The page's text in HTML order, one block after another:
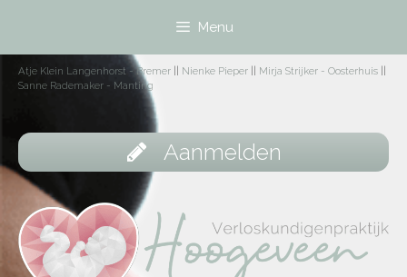
Menu
Atje Klein Langenhorst - Bremer Nienke Pieper Mirja Strijker - Oosterhuis
Sanne Rademaker - Manting
Aanmelden